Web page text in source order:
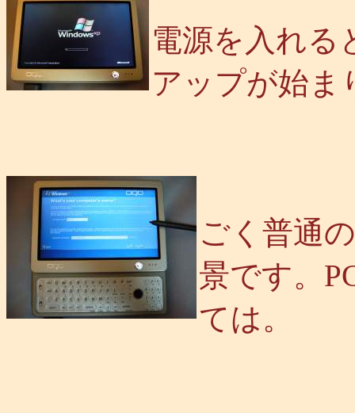
電源を入れる
アップが始ま
ごく普通
景です。
ては。